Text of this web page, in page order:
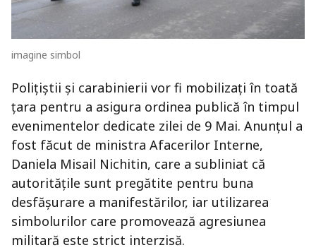
imagine simbol
Polițiștii și carabinierii vor fi mobilizați în toată
țara pentru a asigura ordinea publică în timpul
evenimentelor dedicate zilei de 9 Mai. Anunțul a
fost făcut de ministra Afacerilor Interne,
Daniela Misail Nichitin, care a subliniat că
autoritățile sunt pregătite pentru buna
desfășurare a manifestărilor, iar utilizarea
simbolurilor care promovează agresiunea
militară este strict interzisă.